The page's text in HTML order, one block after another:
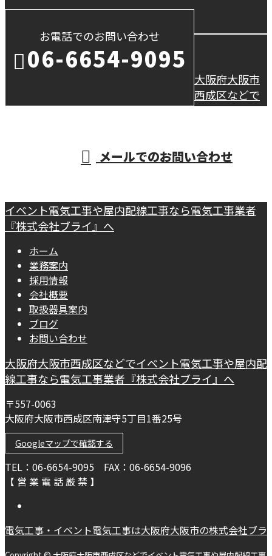
お電話でのお問い合わせ
06-6654-9095
メールでのお問い合わせ
大阪府大阪市
西成区などで
イベント電気工事や屋内配線工事なら電気工事業者
『株式会社ブライ』へ
ホーム
業務案内
採用情報
会社概要
取扱器具案内
ブログ
お問い合わせ
大阪府大阪市西成区などでイベント電気工事や屋内配
線工事なら電気工事業者『株式会社ブライ』へ
〒557-0063
大阪府大阪市西成区南津守5丁目1番25号
Googleマップで確認する
TEL：06-6654-9095 FAX：06-6654-9096
【 営 業 電 話 厳 禁 】
電気工事・イベント電気工事は大阪府大阪市の株式会社ブラ